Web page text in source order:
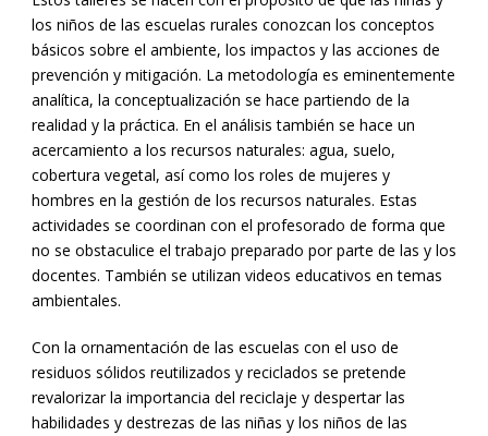
los niños de las escuelas rurales conozcan los conceptos
básicos sobre el ambiente, los impactos y las acciones de
prevención y mitigación. La metodología es eminentemente
analítica, la conceptualización se hace partiendo de la
realidad y la práctica. En el análisis también se hace un
acercamiento a los recursos naturales: agua, suelo,
cobertura vegetal, así como los roles de mujeres y
hombres en la gestión de los recursos naturales. Estas
actividades se coordinan con el profesorado de forma que
no se obstaculice el trabajo preparado por parte de las y los
docentes. También se utilizan videos educativos en temas
ambientales.
Con la ornamentación de las escuelas con el uso de
residuos sólidos reutilizados y reciclados se pretende
revalorizar la importancia del reciclaje y despertar las
habilidades y destrezas de las niñas y los niños de las